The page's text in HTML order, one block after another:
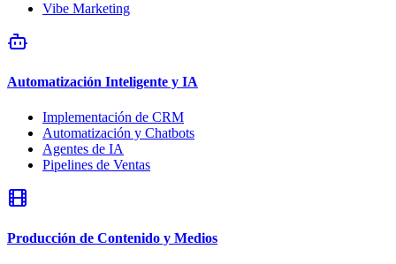
Vibe Marketing
Automatización Inteligente y IA
Implementación de CRM
Automatización y Chatbots
Agentes de IA
Pipelines de Ventas
Producción de Contenido y Medios